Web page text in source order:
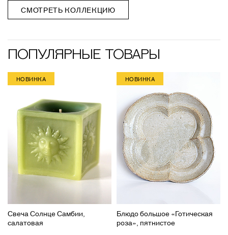
СМОТРЕТЬ КОЛЛЕКЦИЮ
ПОПУЛЯРНЫЕ ТОВАРЫ
НОВИНКА
Свеча Солнце Самбии,
салатовая
НОВИНКА
Блюдо большое «Готическая
роза», пятнистое